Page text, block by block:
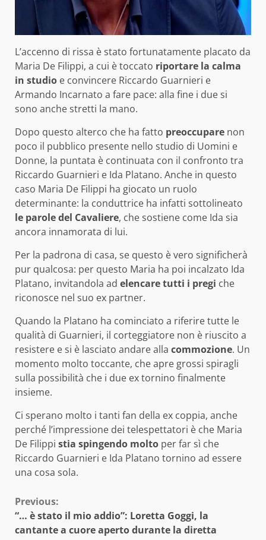
L’accenno di rissa è stato fortunatamente placato da
Maria De Filippi, a cui è toccato riportare la calma
in studio e convincere Riccardo Guarnieri e
Armando Incarnato a fare pace: alla fine i due si
sono anche stretti la mano.
Dopo questo alterco che ha fatto preoccupare non
poco il pubblico presente nello studio di Uomini e
Donne, la puntata è continuata con il confronto tra
Riccardo Guarnieri e Ida Platano. Anche in questo
caso Maria De Filippi ha giocato un ruolo
determinante: la conduttrice ha infatti sottolineato
le parole del Cavaliere, che sostiene come Ida sia
ancora innamorata di lui.
Per la padrona di casa, se questo è vero significherà
pur qualcosa: per questo Maria ha poi incalzato Ida
Platano, invitandola ad elencare tutti i pregi che
riconosce nel suo ex partner.
Quando la Platano ha cominciato a riferire tutte le
qualità di Guarnieri, il corteggiatore non è riuscito a
resistere e si è lasciato andare alla commozione. Un
momento molto toccante, che apre grossi spiragli
sulla possibilità che i due ex tornino finalmente
insieme.
Ci sperano molto i tanti fan della ex coppia, anche
perché l’impressione dei telespettatori è che Maria
De Filippi stia spingendo molto per far sì che
Riccardo Guarnieri e Ida Platano tornino ad essere
una cosa sola.
Continue
Reading
Previous:
“… è stato il mio addio”: Loretta Goggi, la
cantante a cuore aperto durante la diretta